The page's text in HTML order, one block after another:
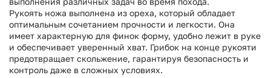
Рукоять ножа выполнена из ореха, который обладает
оптимальным сочетанием прочности и легкости. Она
имеет характерную для финок форму, удобно лежит в руке
и обеспечивает уверенный хват. Грибок на конце рукояти
предотвращает скольжение, гарантируя безопасность и
контроль даже в сложных условиях.